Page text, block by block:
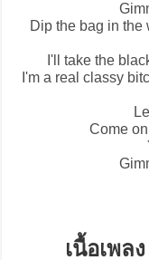
Dip the bag in the
I'll take the
I'm a real classy
Come
เนื้อเพล